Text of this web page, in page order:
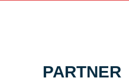
PARTNER